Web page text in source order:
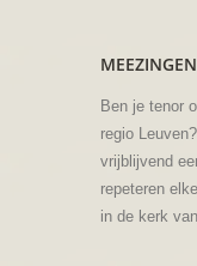
Ben je tenor
regio
vrijblijvend
repeteren
in de kerk